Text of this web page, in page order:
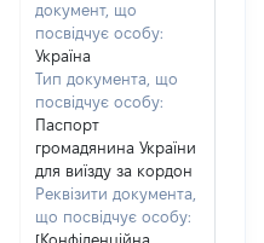
документ, що
посвідчує особу:
Україна
Тип документа, що
посвідчує особу:
Паспорт
громадянина України
для виїзду за кордон
Реквізити документа,
що посвідчує особу:
[Конфіденційна